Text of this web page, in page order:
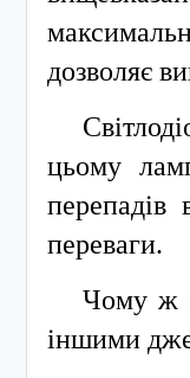
дозволяє
цьому
перепадів
переваги.
Чому ж
іншими